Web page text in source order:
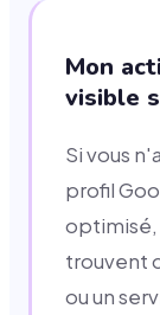
Mon
visible
Si vous
profil
optimisé,
trouvent
ou un